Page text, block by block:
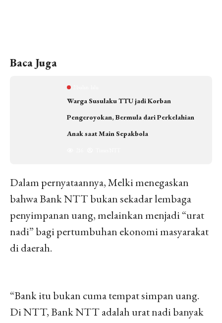
Baca Juga
Warga Susulaku TTU jadi Korban
Pengeroyokan, Bermula dari Perkelahian
Anak saat Main Sepakbola
Dalam pernyataannya, Melki menegaskan
bahwa Bank NTT bukan sekadar lembaga
penyimpanan uang, melainkan menjadi “urat
nadi” bagi pertumbuhan ekonomi masyarakat
di daerah.
“Bank itu bukan cuma tempat simpan uang.
Di NTT, Bank NTT adalah urat nadi banyak